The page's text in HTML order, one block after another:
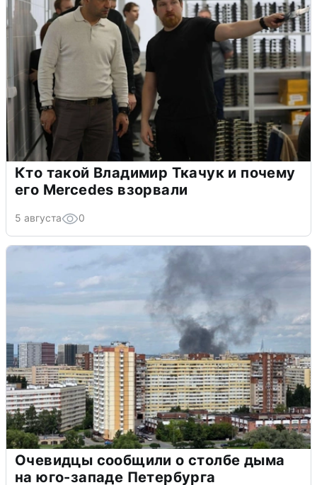
Кто такой Владимир Ткачук и почему
его Mercedes взорвали
5 августа 0
Очевидцы сообщили о столбе дыма
на юго-западе Петербурга